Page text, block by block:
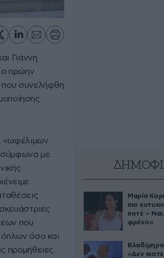
Γιάννη
ο πρώην
που συνελήφθη
«ωφέλιμων
σύμφωνα με
που
όσο και
προμήθειες.
Μαρία
πιο
ποτέ –
φρένο»
«Δεν